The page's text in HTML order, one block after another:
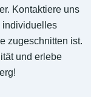
Kontaktiere uns
individuelles
zugeschnitten ist.
und erlebe